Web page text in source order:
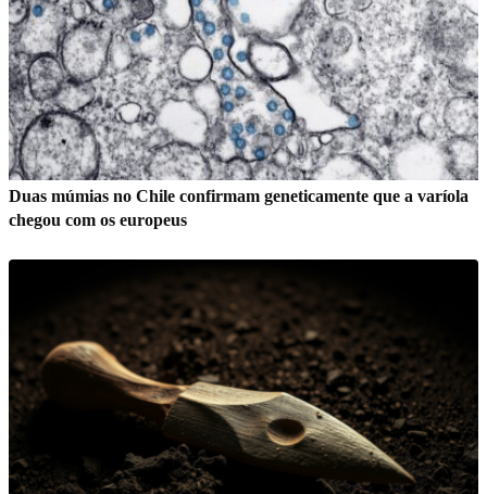
Duas múmias no Chile confirmam geneticamente que a varíola
chegou com os europeus